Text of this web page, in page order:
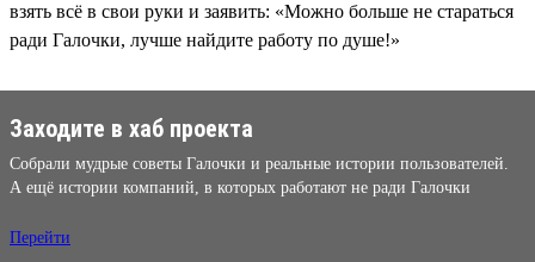
взять всё в свои руки и заявить: «Можно больше не стараться
ради Галочки, лучше найдите работу по душе!»
Заходите в хаб проекта
Собрали мудрые советы Галочки и реальные истории пользователей.
А ещё истории компаний, в которых работают не ради Галочки
Перейти